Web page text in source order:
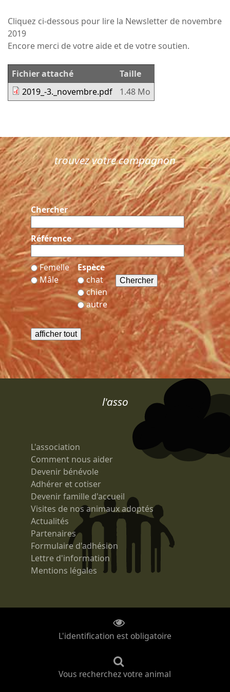
Cliquez ci-dessous pour lire la Newsletter de novembre
2019
Encore merci de votre aide et de votre soutien.
Fichier attaché
Taille
2019_-3._novembre.pdf
1.48 Mo
trouvez votre compagnon
Chercher
Référence
Femelle
Mâle
Espèce
chat
chien
autre
l'asso
L'association
Comment nous aider
Devenir bénévole
Adhérer et cotiser
Devenir famille d'accueil
Visites de nos animaux adoptés
Actualités
Partenaires
Formulaire d'adhésion
Lettre d'information
Mentions légales
L'identification est obligatoire
Vous recherchez votre animal